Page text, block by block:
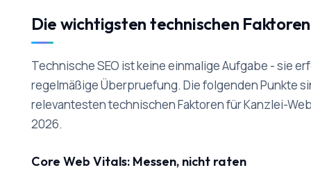
Die wichtigsten technischen
Technische SEO ist keine einmalige Aufgabe - sie
regelmäßige Überpruefung. Die folgenden Punkte
relevantesten technischen Faktoren für Kanzlei-
2026.
Core Web Vitals: Messen, nicht raten